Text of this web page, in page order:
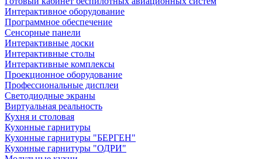
Интерактивное оборудование
Программное обеспечение
Сенсорные панели
Интерактивные доски
Интерактивные столы
Интерактивные комплексы
Проекционное оборудование
Профессиональные дисплеи
Светодиодные экраны
Виртуальная реальность
Кухня и столовая
Кухонные гарнитуры
Кухонные гарнитуры "БЕРГЕН"
Кухонные гарнитуры "ОДРИ"